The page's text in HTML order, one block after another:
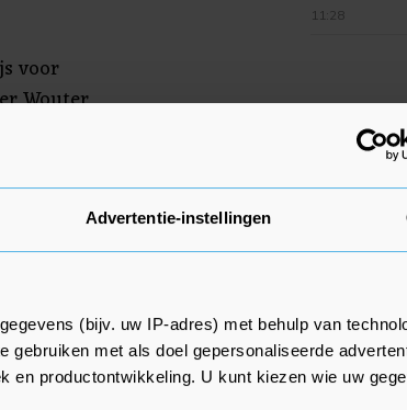
Advertentie-instellingen
(bijv. uw IP-adres) met behulp van
gebruiken met als doel gepersonaliseerde
en productontwikkeling. U kunt kiezen wie uw
voor
Wouter
euro en
(1933 -
ging
de
11:28